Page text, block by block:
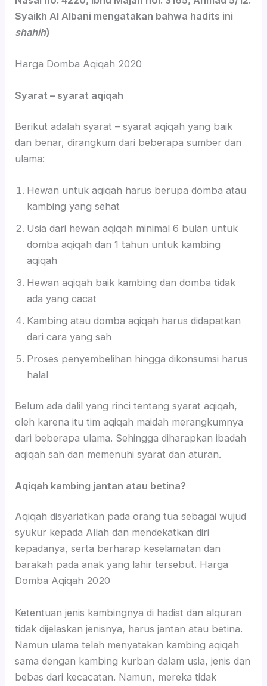
Syaikh Al Albani mengatakan bahwa hadits ini
shahih)
Harga Domba Aqiqah 2020
Syarat – syarat aqiqah
Berikut adalah syarat – syarat aqiqah yang baik
dan benar, dirangkum dari beberapa sumber dan
ulama:
Hewan untuk aqiqah harus berupa domba atau
kambing yang sehat
Usia dari hewan aqiqah minimal 6 bulan untuk
domba aqiqah dan 1 tahun untuk kambing
aqiqah
Hewan aqiqah baik kambing dan domba tidak
ada yang cacat
Kambing atau domba aqiqah harus didapatkan
dari cara yang sah
Proses penyembelihan hingga dikonsumsi harus
halal
Belum ada dalil yang rinci tentang syarat aqiqah,
oleh karena itu tim aqiqah maidah merangkumnya
dari beberapa ulama. Sehingga diharapkan ibadah
aqiqah sah dan memenuhi syarat dan aturan.
Aqiqah kambing jantan atau betina?
Aqiqah disyariatkan pada orang tua sebagai wujud
syukur kepada Allah dan mendekatkan diri
kepadanya, serta berharap keselamatan dan
barakah pada anak yang lahir tersebut. Harga
Domba Aqiqah 2020
Ketentuan jenis kambingnya di hadist dan alquran
tidak dijelaskan jenisnya, harus jantan atau betina.
Namun ulama telah menyatakan kambing aqiqah
sama dengan kambing kurban dalam usia, jenis dan
bebas dari kecacatan. Namun, mereka tidak